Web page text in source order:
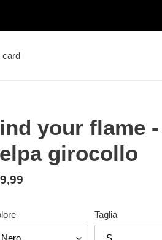
card
your flame -
girocollo
Taglia